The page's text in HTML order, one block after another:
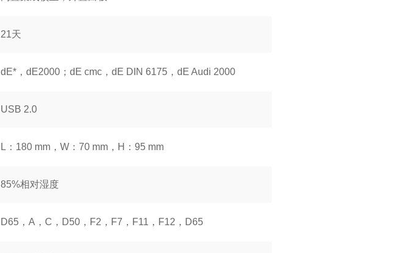
21天
dE*，dE2000；dE cmc，dE DIN 6175，dE Audi 2000
USB 2.0
L：180 mm，W：70 mm，H：95 mm
85%相对湿度
D65，A，C，D50，F2，F7，F11，F12，D65